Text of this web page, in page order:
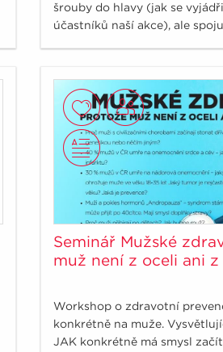
šrouby do hlavy (jak se
účastníků naší akce), ale
ten optimální.
Seminář Mužské
muž není z oceli ani z
Workshop o zdravotní
konkrétně na muže.
JAK konkrétně má smysl